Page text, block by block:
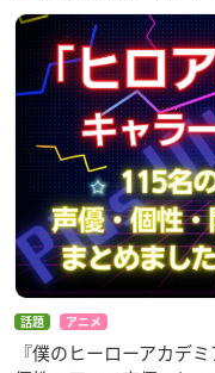
話題 アニメ
『僕のヒーローアカデ